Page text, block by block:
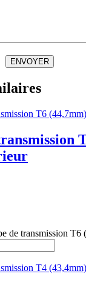
ENVOYER
de transmission